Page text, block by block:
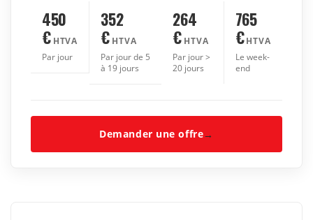
450
€ HTVA
Par jour
352
€ HTVA
Par jour de 5
à 19 jours
264
€ HTVA
Par jour >
20 jours
765
€ HTVA
Le week-
end
Demander une offre→